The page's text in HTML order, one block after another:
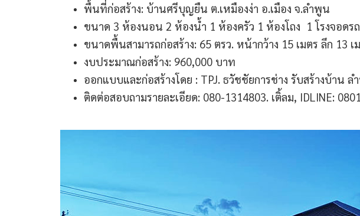
พื้นที่ก่อสร้าง: บ้านศรีบุญยืน ต.เหมืองง่า อ.เมือง จ.ลำพูน
ขนาด 3 ห้องนอน 2 ห้องน้ำ 1 ห้องครัว 1 ห้องโถง 1 โรงจอดรถ
ขนาดพื้นสามารถก่อสร้าง: 65​ ตรว.​ หน้ากว้าง​ 15​ เมตร​ ลึก 13 เ
งบประมาณก่อสร้าง​: 960,000​ บาท
ออกแบบและก่อสร้างโดย : TPJ. ธวัชชัยการช่าง รับสร้างบ้าน ล
ติดต่อสอบถามรายละเอียด: 080-1314803. เติ้ลม, IDLINE: